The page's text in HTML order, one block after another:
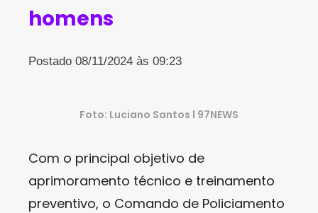
homens
Postado 08/11/2024 às 09:23
Foto: Luciano Santos l 97NEWS
Com o principal objetivo de
aprimoramento técnico e treinamento
preventivo, o Comando de Policiamento